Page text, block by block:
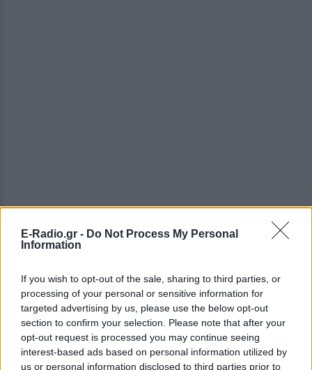
E-Radio.gr - Do Not Process My Personal
Information
If you wish to opt-out of the sale, sharing to third parties, or
processing of your personal or sensitive information for
targeted advertising by us, please use the below opt-out
section to confirm your selection. Please note that after your
opt-out request is processed you may continue seeing
interest-based ads based on personal information utilized by
us or personal information disclosed to third parties prior to
ΔΕΙΤΕ ΕΠΙΣΗΣ
ΣΤΗΝ ΙΔΙΑ ΚΑΤΗΓΟΡΙΑ